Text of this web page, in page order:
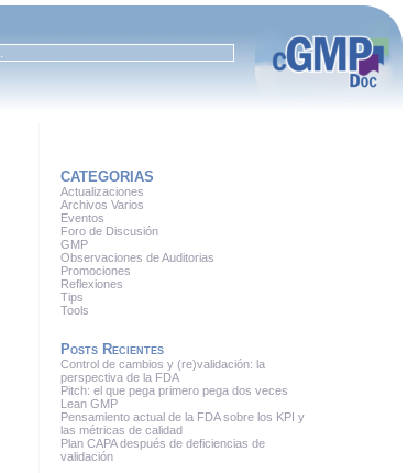
CATEGORIAS
Actualizaciones
Archivos Varios
Eventos
Foro de Discusión
GMP
Observaciones de Auditorias
Promociones
Reflexiones
Tips
Tools
Posts Recientes
Control de cambios y (re)validación: la
perspectiva de la FDA
Pitch: el que pega primero pega dos veces
Lean GMP
Pensamiento actual de la FDA sobre los KPI y
las métricas de calidad
Plan CAPA después de deficiencias de
validación